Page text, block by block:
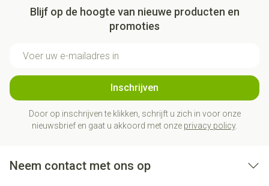
Blijf op de hoogte van nieuwe producten en
promoties
Inschrijven
Door op inschrijven te klikken, schrijft u zich in voor onze
nieuwsbrief en gaat u akkoord met onze privacy policy.
Neem contact met ons op